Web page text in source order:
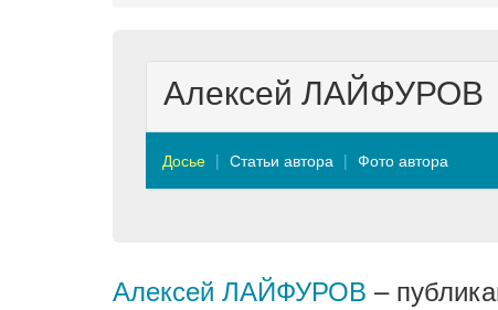
Алексей ЛАЙФУРОВ
Досье Статьи автора Фото автора
Алексей ЛАЙФУРОВ –